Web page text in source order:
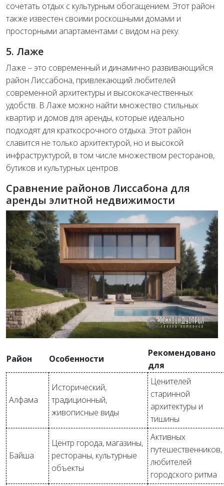
сочетать отдых с культурным обогащением. Этот район
также известен своими роскошными домами и
просторными апартаментами с видом на реку.
5. Лаже
Лаже – это современный и динамично развивающийся
район Лиссабона, привлекающий любителей
современной архитектуры и высококачественных
удобств. В Лаже можно найти множество стильных
квартир и домов для аренды, которые идеально
подходят для краткосрочного отдыха. Этот район
славится не только архитектурой, но и высокой
инфраструктурой, в том числе множеством ресторанов,
бутиков и культурных центров.
Сравнение районов Лиссабона для
аренды элитной недвижимости
Район Особенности
Рекомендовано
для
Алфама
Исторический,
традиционный,
живописные виды
Ценителей
старинной
архитектуры и
тишины
Байша
Центр города, магазины,
рестораны, культурные
объекты
Активных
путешественников,
любителей
городского ритма